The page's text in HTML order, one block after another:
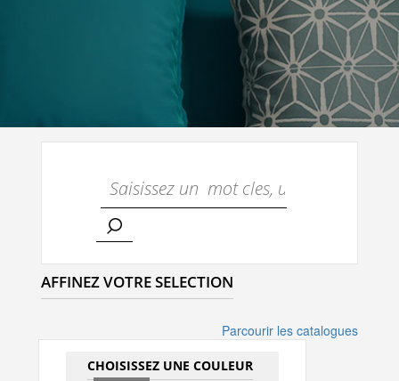
AFFINEZ VOTRE SELECTION
Parcourir les catalogues
CHOISISSEZ UNE COULEUR